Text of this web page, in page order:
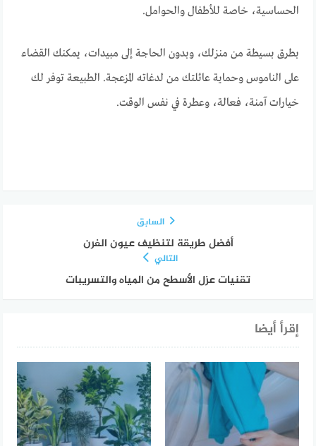
الحساسية، خاصة للأطفال والحوامل.
بطرق بسيطة من منزلك، وبدون الحاجة إلى مبيدات، يمكنك القضاء
على الناموس وحماية عائلتك من لدغاته المزعجة. الطبيعة توفر لك
خيارات آمنة، فعالة، وعطرة في نفس الوقت.
السابق
أفضل طريقة لتنظيف عيون الفرن
التالي
تقنيات عزل الأسطح من المياه والتسريبات
إقرأ أيضا